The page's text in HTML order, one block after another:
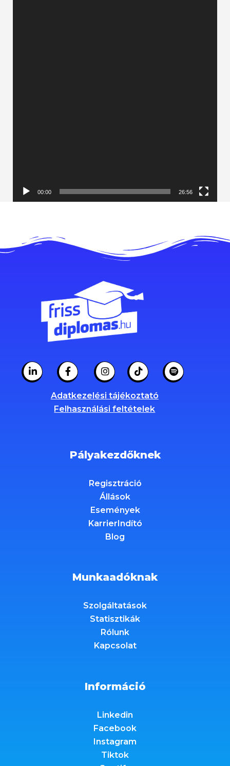
00:00 26:56
Adatkezelési tájékoztató
Felhasználási feltételek
Pályakezdőknek
Regisztráció
Állások
Események
KarrierIndító
Blog
Munkaadóknak
Szolgáltatások
Statisztikák
Rólunk
Kapcsolat
Információ
Linkedin
Facebook
Instagram
Tiktok